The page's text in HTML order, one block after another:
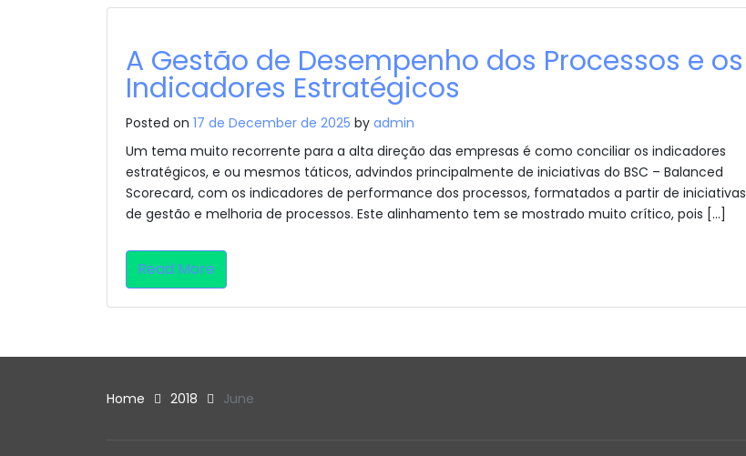
A Gestão de Desempenho dos Processos e os
Indicadores Estratégicos
Posted on 17 de December de 2025 by admin
Um tema muito recorrente para a alta direção das empresas é como conciliar os indicadores
estratégicos, e ou mesmos táticos, advindos principalmente de iniciativas do BSC – Balanced
Scorecard, com os indicadores de performance dos processos, formatados a partir de iniciativas
de gestão e melhoria de processos. Este alinhamento tem se mostrado muito crítico, pois […]
Read More
Home 2018 June